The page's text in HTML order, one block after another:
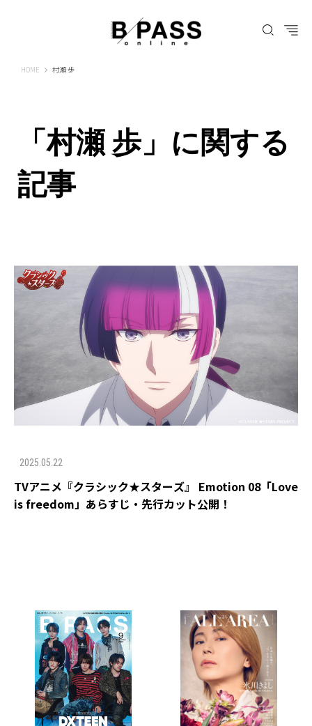
HOME B-PASS ONLINE
村瀬 歩
「村瀬 歩」に関する
記事
2025.05.22
TVアニメ『クラシック★スターズ』 Emotion 08「Love
is freedom」あらすじ・先行カット公開！